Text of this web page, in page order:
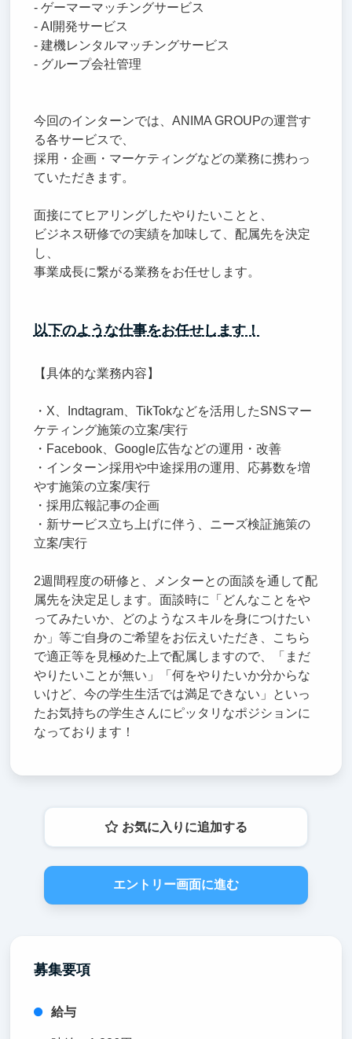
- ゲーマーマッチングサービス
- AI開発サービス
- 建機レンタルマッチングサービス
- グループ会社管理
今回のインターンでは、ANIMA GROUPの運営す
る各サービスで、
採用・企画・マーケティングなどの業務に携わっ
ていただきます。
面接にてヒアリングしたやりたいことと、
ビジネス研修での実績を加味して、配属先を決定
し、
事業成長に繋がる業務をお任せします。
以下のような仕事をお任せします！
【具体的な業務内容】
・X、Indtagram、TikTokなどを活用したSNSマー
ケティング施策の立案/実行
・Facebook、Google広告などの運用・改善
・インターン採用や中途採用の運用、応募数を増
やす施策の立案/実行
・採用広報記事の企画
・新サービス立ち上げに伴う、ニーズ検証施策の
立案/実行
2週間程度の研修と、メンターとの面談を通して配
属先を決定足します。面談時に「どんなことをや
ってみたいか、どのようなスキルを身につけたい
か」等ご自身のご希望をお伝えいただき、こちら
で適正等を見極めた上で配属しますので、「まだ
やりたいことが無い」「何をやりたいか分からな
いけど、今の学生生活では満足できない」といっ
たお気持ちの学生さんにピッタリなポジションに
なっております！
お気に入りに追加する
エントリー画面に進む
募集要項
給与